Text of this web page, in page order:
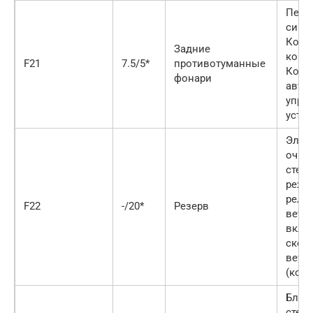
F21 7.5/5*
Задние
противотуманные
фонари
F22 -/20* Резерв
реле
Блок